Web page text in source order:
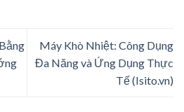
Máy Khò Nhiệt: Công Dụng
Đa Năng và Ứng Dụng Thực
Tế (Isito.vn)